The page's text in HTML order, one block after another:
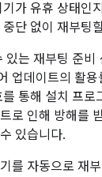
가 유휴 상태인
단 없이 재부팅
있는 재부팅 준비
업데이트의 활
통해 설치 프로
로 인해 방해를
있습니다.
를 자동으로 재